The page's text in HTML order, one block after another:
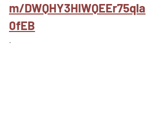
m/DWQHY3HIWQEEr75qla
0fEB
.